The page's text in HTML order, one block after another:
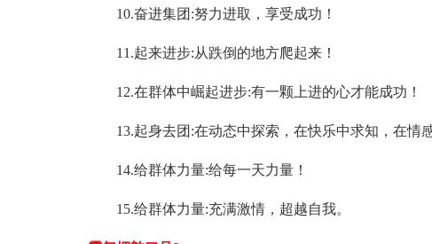
10.奋进集团:努力进取，享受成功！
11.起来进步:从跌倒的地方爬起来！
12.在群体中崛起进步:有一颗上进的心才能成功！
13.起身去团:在动态中探索，在快乐中求知，在情感
14.给群体力量:给每一天力量！
15.给群体力量:充满激情，超越自我。